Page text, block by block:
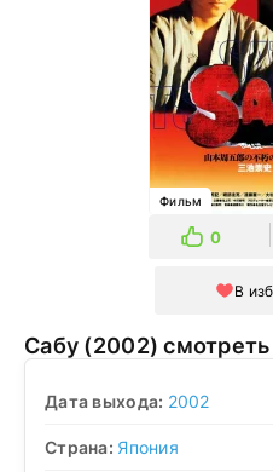
Фильм
0
В
Сабу (2002)
Дата выхода: 2002
Страна: Япония